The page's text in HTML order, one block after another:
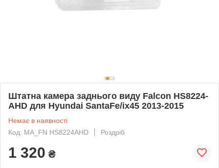
Штатна камера заднього виду Falcon HS8224-
AHD для Hyundai SantaFe/ix45 2013-2015
Немає в наявності
Код: MA_FN HS8224AHD
Роздріб
1 320 ₴